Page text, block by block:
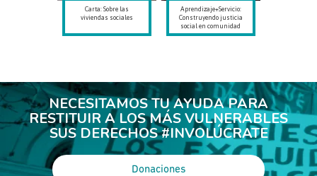
Carta: Sobre las
viviendas sociales
Aprendizaje+Servicio:
Construyendo justicia
social en comunidad
NECESITAMOS TU AYUDA PARA
RESTITUIR A LOS MÁS VULNERABLES
SUS DERECHOS #INVOLÚCRATE
Donaciones